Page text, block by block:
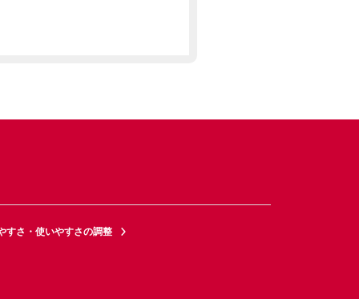
すさ・使いやすさの調整